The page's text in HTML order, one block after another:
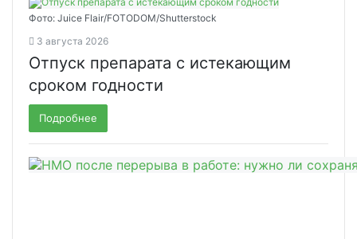
Фото: Juice Flair/FOTODOM/Shutterstoсk
3 августа 2026
Отпуск препарата с истекающим
сроком годности
Подробнее